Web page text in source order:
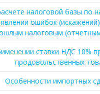
налоговой базы по
ошибок
налоговым
ставки НДС 10%
продовольственных
Особенности импортных